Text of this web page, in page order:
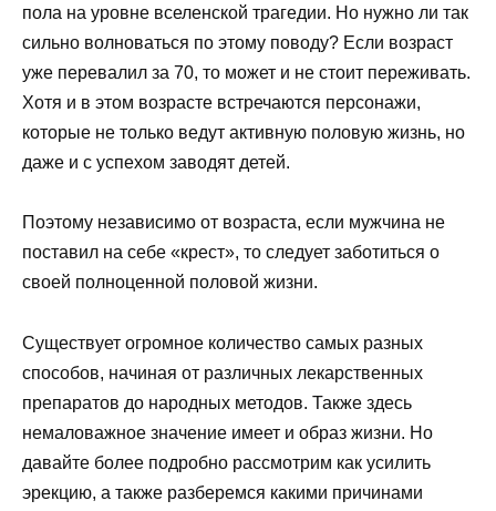
пола на уровне вселенской трагедии. Но нужно ли так
сильно волноваться по этому поводу? Если возраст
уже перевалил за 70, то может и не стоит переживать.
Хотя и в этом возрасте встречаются персонажи,
которые не только ведут активную половую жизнь, но
даже и с успехом заводят детей.
Поэтому независимо от возраста, если мужчина не
поставил на себе «крест», то следует заботиться о
своей полноценной половой жизни.
Существует огромное количество самых разных
способов, начиная от различных лекарственных
препаратов до народных методов. Также здесь
немаловажное значение имеет и образ жизни. Но
давайте более подробно рассмотрим как усилить
эрекцию, а также разберемся какими причинами